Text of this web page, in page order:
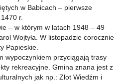
w Babicach – pierwsze
r.
– w którym w latach 1948 – 49
Wojtyła. W listopadzie corocznie
Papieskie.
wypoczynkiem przyciągają trasy
rekreacyjne. Gmina znana jest z
jak np.: Zlot Wiedźm i